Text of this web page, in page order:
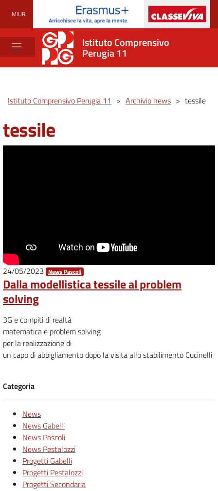
MIUR
Istituto Comprensivo
Perugia 11
Istituto Comprensivo Perugia 11 > Archivio news > tessile
tessile
24/05/2023 News Pascoli
Dalla modellistica tessile al problem
solving
3G e compiti di realtà
matematica e problem solving
per la realizzazione di
un capo di abbigliamento dopo la visita allo stabilimento Cucinelli
Categoria
News
News Gabelli
News Pascoli
News Pestalozzi
Progetti Gabelli
Progetti Pestalozzi
Progetti Secondaria